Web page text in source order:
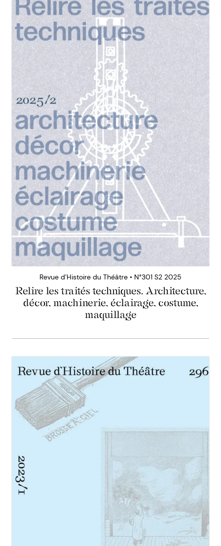
Revue d’Histoire du Théâtre • N°301 S2 2025
Relire les traités techniques. Architecture,
décor, machinerie, éclairage, costume,
maquillage